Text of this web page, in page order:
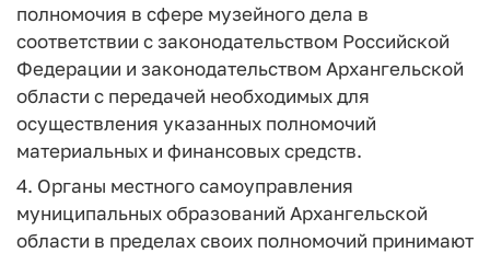
полномочия в сфере музейного дела в
соответствии с законодательством Российской
Федерации и законодательством Архангельской
области с передачей необходимых для
осуществления указанных полномочий
материальных и финансовых средств.
4. Органы местного самоуправления
муниципальных образований Архангельской
области в пределах своих полномочий принимают